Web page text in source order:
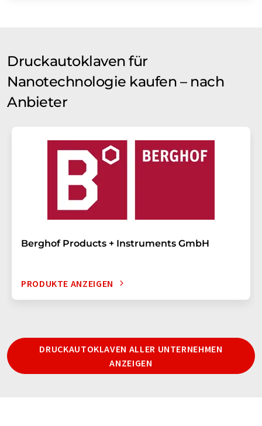
Druckautoklaven für
Nanotechnologie kaufen – nach
Anbieter
Berghof Products + Instruments GmbH
PRODUKTE ANZEIGEN
DRUCKAUTOKLAVEN ALLER UNTERNEHMEN
ANZEIGEN